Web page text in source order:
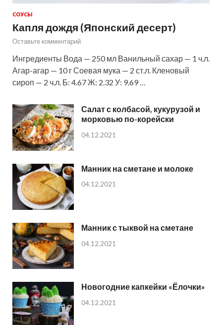
СОУСЫ
Капля дождя (Японский десерт)
Оставьте комментарий
Ингредиенты Вода — 250 мл Ванильный сахар — 1 ч.л.
Агар-агар — 10 г Соевая мука — 2 ст.л. Кленовый
сироп — 2 ч.л. Б: 4.67 Ж: 2.32 У: 9.69 …
Салат с колбасой, кукурузой и
морковью по-корейски
04.12.2021
Манник на сметане и молоке
04.12.2021
Манник с тыквой на сметане
04.12.2021
Новогодние капкейки «Ёлочки»
04.12.2021